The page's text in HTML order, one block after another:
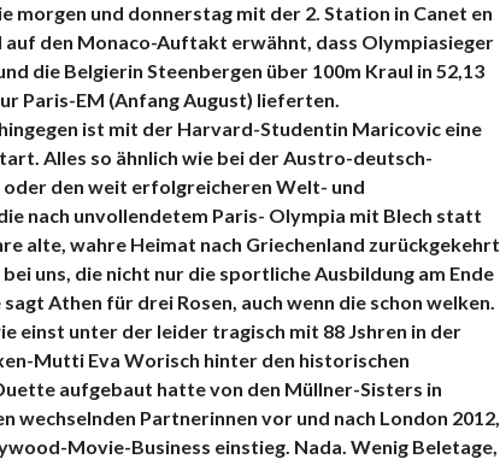
morgen und donnerstag mit der 2. Station in Canet en
den Monaco-Auftakt erwähnt, dass Olympiasieger
die Belgierin Steenbergen über 100m Kraul in 52,13
Paris-EM (Anfang August) lieferten.
ist mit der Harvard-Studentin Maricovic eine
Alles so ähnlich wie beider Austro-deutsch-
oder den weit erfolgreicheren Welt- und
nach unvollendetem Paris- Olympia mit Blech statt
alte, wahre Heimat nach Griechenland zurückgekehrt
uns, die nicht nur die sportliche Ausbildung am Ende
Athen für drei Rosen, auch wenn die schon welken.
einst unter der leider tragisch mit 88 Jshren in der
Mutti Eva Worisch hinter den historischen
aufgebaut hatte von den Müllner-Sisters in
wechselnden Partnerinnen vor und nach London 2012,
Movie-Business einstieg. Nada. Wenig Beletage,